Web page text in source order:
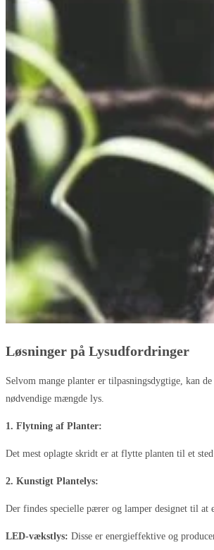
Løsninger på Lysudfordringer
Selvom mange planter er tilpasningsdygtige, kan
nødvendige mængde lys.
1. Flytning af Planter:
Det mest oplagte skridt er at flytte planten til et
2. Kunstigt Plantelys:
Der findes specielle pærer og lamper designet til
LED-vækstlys: Disse er energieffektive og